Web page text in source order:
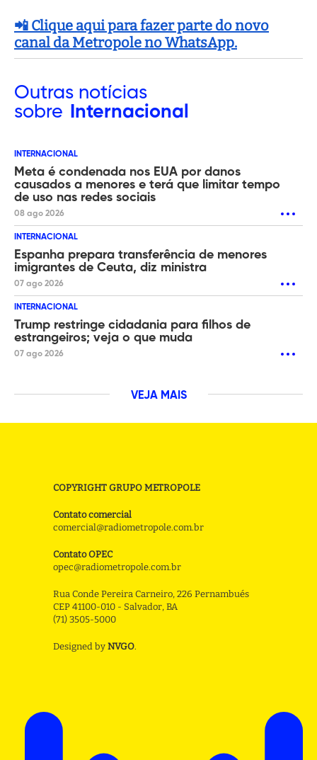
📲 Clique aqui para fazer parte do novo
canal da Metropole no WhatsApp.
Outras notícias
sobre
Internacional
INTERNACIONAL
Meta é condenada nos EUA por danos
causados a menores e terá que limitar tempo
de uso nas redes sociais
08 ago 2026
INTERNACIONAL
Espanha prepara transferência de menores
imigrantes de Ceuta, diz ministra
07 ago 2026
INTERNACIONAL
Trump restringe cidadania para filhos de
estrangeiros; veja o que muda
07 ago 2026
VEJA MAIS
COPYRIGHT GRUPO METROPOLE
Contato comercial
comercial@radiometropole.com.br
Contato OPEC
opec@radiometropole.com.br
Rua Conde Pereira Carneiro, 226 Pernambués
CEP 41100-010 - Salvador, BA
(71) 3505-5000
Designed by NVGO.